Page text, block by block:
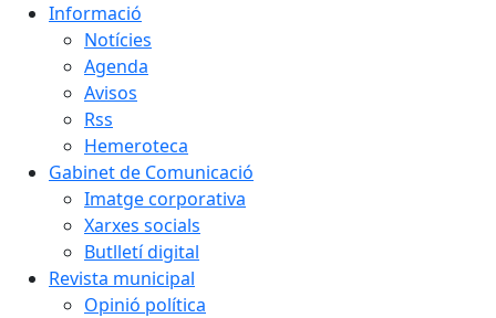
Informació
Notícies
Agenda
Avisos
Rss
Hemeroteca
Gabinet de Comunicació
Imatge corporativa
Xarxes socials
Butlletí digital
Revista municipal
Opinió política